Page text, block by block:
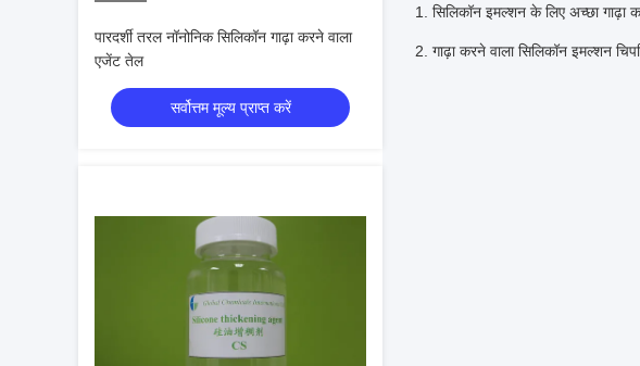
पारदर्शी तरल नॉनोनिक सिलिकॉन गाढ़ा करने वाला
एजेंट तेल
सर्वोत्तम मूल्य प्राप्त करें
1. सिलिकॉन इमल्शन के लिए अच्छा गाढ़ा
2. गाढ़ा करने वाला सिलिकॉन इमल्शन